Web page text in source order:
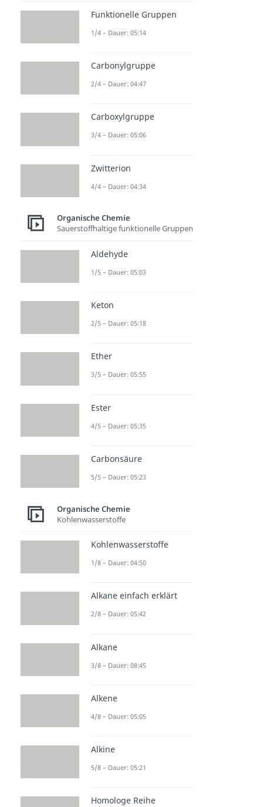
Funktionelle Gruppen
1/4 – Dauer: 05:14
Carbonylgruppe
2/4 – Dauer: 04:47
Carboxylgruppe
3/4 – Dauer: 05:06
Zwitterion
4/4 – Dauer: 04:34
Organische Chemie
Sauerstoffhaltige funktionelle Gruppen
Aldehyde
1/5 – Dauer: 05:03
Keton
2/5 – Dauer: 05:18
Ether
3/5 – Dauer: 05:55
Ester
4/5 – Dauer: 05:35
Carbonsäure
5/5 – Dauer: 05:23
Organische Chemie
Kohlenwasserstoffe
Kohlenwasserstoffe
1/8 – Dauer: 04:50
Alkane einfach erklärt
2/8 – Dauer: 05:42
Alkane
3/8 – Dauer: 08:45
Alkene
4/8 – Dauer: 05:05
Alkine
5/8 – Dauer: 05:21
Homologe Reihe